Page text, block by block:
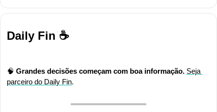
Daily Fin ☕
🧠 Grandes decisões começam com boa informação. Seja
parceiro do Daily Fin.